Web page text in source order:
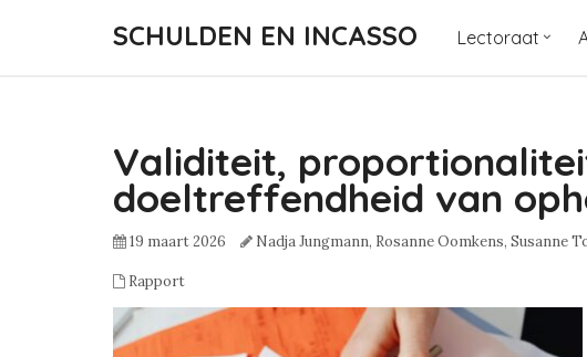
SCHULDEN EN INCASSO Lectoraat
Validiteit,
doeltreffendheid van
19 maart 2026 Nadja Jungmann, Rosanne Oomkens, Susanne
Rapport